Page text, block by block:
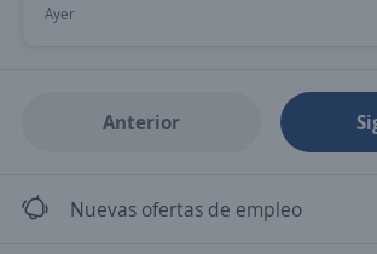
Ayer
Anterior
Nuevas ofertas de empleo